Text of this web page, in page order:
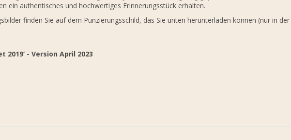
ein authentisches und hochwertiges Erinnerungsstück erhalten.
finden Sie auf dem Punzierungsschild, das Sie unten herunterladen können (nur in der
2019‘ - Version April 2023